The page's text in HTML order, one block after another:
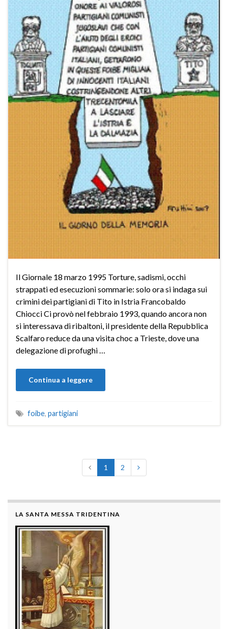
Il Giornale 18 marzo 1995 Torture, sadismi, occhi
strappati ed esecuzioni sommarie: solo ora si indaga sui
crimini dei partigiani di Tito in Istria Francobaldo
Chiocci Ci provò nel febbraio 1993, quando ancora non
si interessava di ribaltoni, il presidente della Repubblica
Scalfaro reduce da una visita choc a Trieste, dove una
delegazione di profughi …
Continua a leggere
foibe, partigiani
1 2
LA SANTA MESSA TRIDENTINA